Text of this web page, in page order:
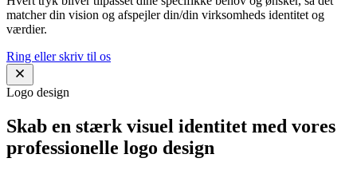
matcher din vision og afspejler din/din virksomheds identitet og
værdier.
Ring eller skriv til os
Logo design
Skab en stærk visuel identitet med vores
professionelle logo design